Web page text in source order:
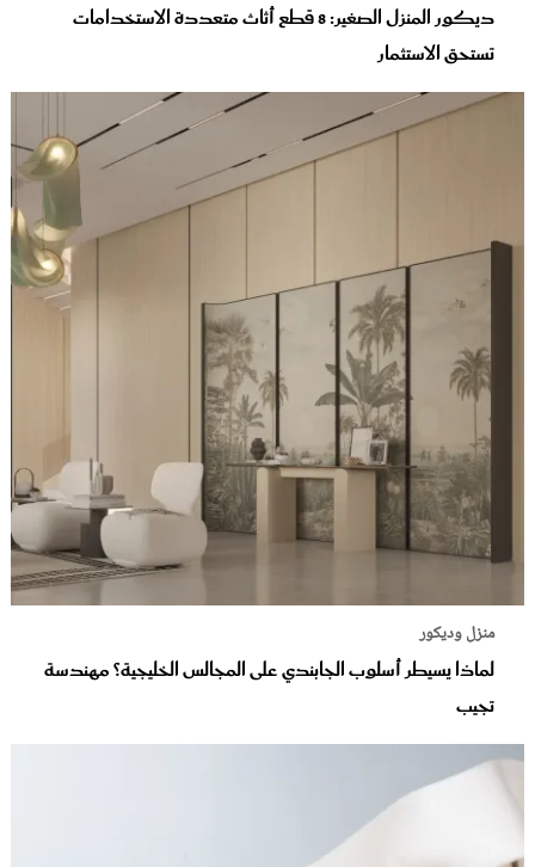
ديكور المنزل الصغير: 8 قطع أثاث متعددة الاستخدامات
تستحق الاستثمار
منزل وديكور
لماذا يسيطر أسلوب الجابندي على المجالس الخليجية؟ مهندسة
تجيب